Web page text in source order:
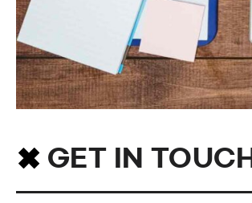
GET IN TOUCH